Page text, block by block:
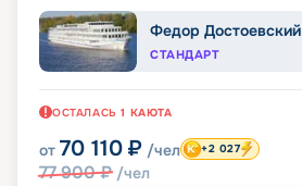
Федор Достоевский
СТАНДАРТ
ОСТАЛАСЬ 1 КАЮТА
от 70 110 ₽ /чел
77 900₽ /чел
+2 027